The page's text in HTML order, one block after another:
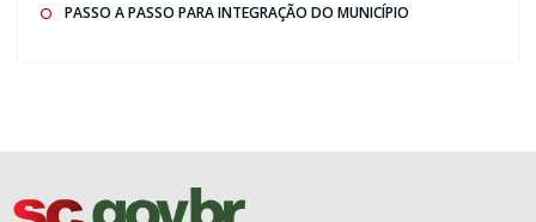
PASSO A PASSO PARA INTEGRAÇÃO DO MUNICÍPIO